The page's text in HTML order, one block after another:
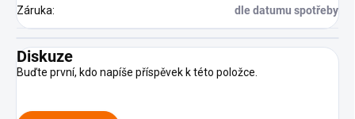
Záruka: dle datumu spotřeby
Diskuze
Buďte první, kdo napíše příspěvek k této položce.